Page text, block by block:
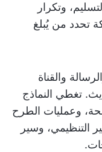
وتكرار
تحدد من يُبلغ
والقناة
تغطي النماذج
وعمليات الطرح
التنظيمي، وسير